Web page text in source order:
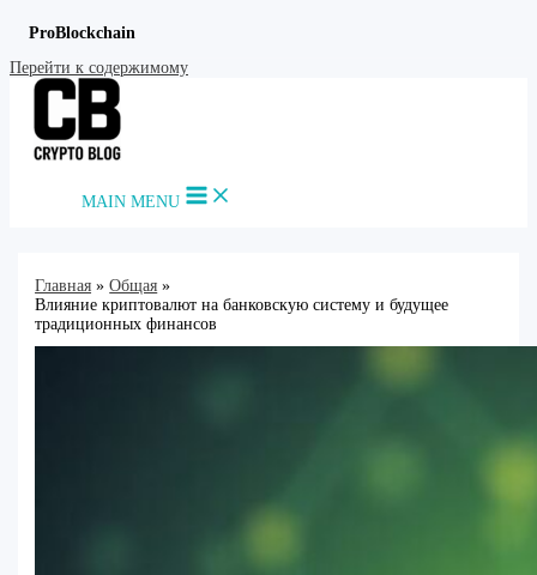
ProBlockchain
Перейти к содержимому
MAIN MENU
Главная
Общая
Влияние криптовалют на банковскую систему и будущее
традиционных финансов